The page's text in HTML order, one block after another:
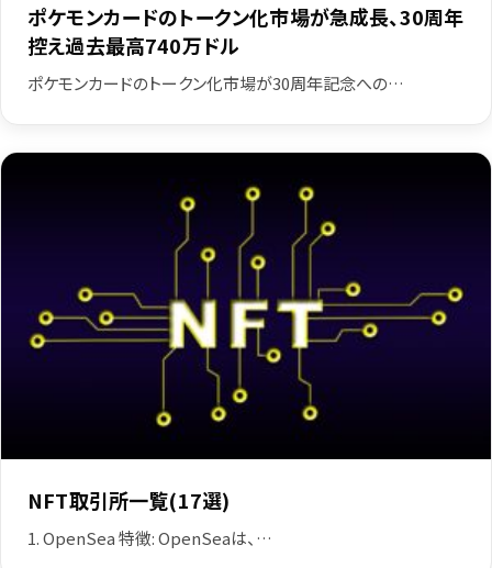
ポケモンカードのトークン化市場が急成長、30周年
控え過去最高740万ドル
ポケモンカードのトークン化市場が30周年記念への…
NFT取引所一覧(17選)
1. OpenSea 特徴: OpenSeaは、…